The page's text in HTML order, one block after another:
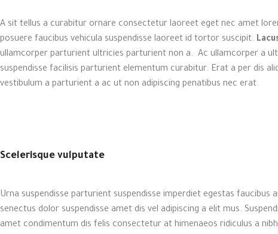
A sit tellus a curabitur ornare consectetur laoreet eget nec amet
posuere faucibus vehicula suspendisse laoreet id tortor suscipit.
ullamcorper parturient ultricies parturient non a. Ac ullamcorper a
suspendisse facilisis parturient elementum curabitur. Erat a per dis
vestibulum a parturient a ac ut non adipiscing penatibus nec erat.
Scelerisque vulputate
Urna suspendisse parturient suspendisse imperdiet egestas
senectus dolor suspendisse amet dis vel adipiscing a elit mus.
amet condimentum dis felis consectetur at himenaeos ridiculus a